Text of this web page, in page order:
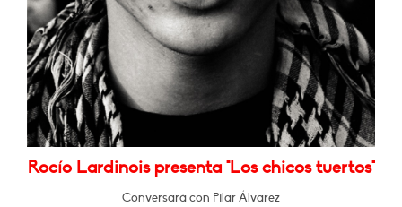
Rocío Lardinois presenta "Los chicos tuertos"
Conversará con Pilar Álvarez